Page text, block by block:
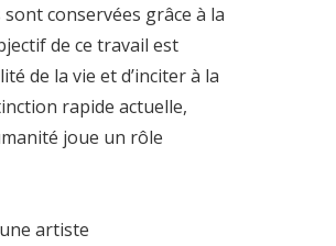
conservées grâce à la
de ce travail est
de la vie et d’inciter à la
rapide actuelle,
joue un rôle
artiste